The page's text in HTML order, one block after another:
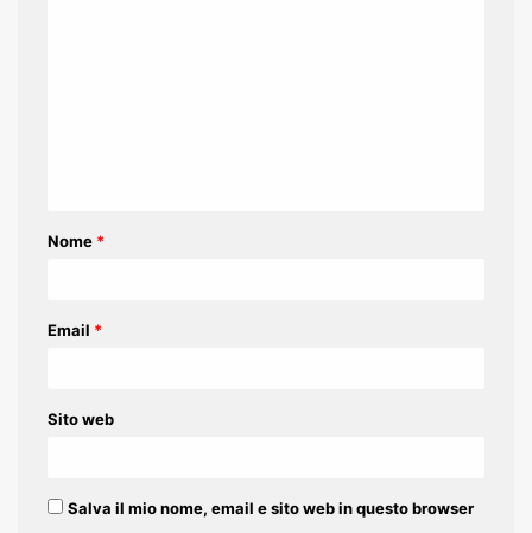
o
Nome *
Email *
Sito web
Salva il mio nome, email e sito web in questo browser